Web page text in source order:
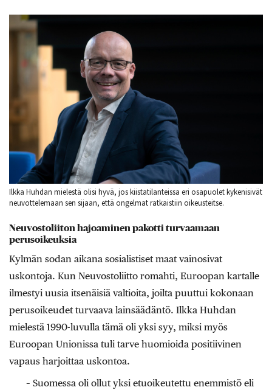
Ilkka Huhdan mielestä olisi hyvä, jos kiistatilanteissa eri osapuolet kykenisivät
neuvottelemaan sen sijaan, että ongelmat ratkaistiin oikeusteitse.
Neuvostoliiton hajoaminen pakotti turvaamaan
perusoikeuksia
Kylmän sodan aikana sosialistiset maat vainosivat
uskontoja. Kun Neuvostoliitto romahti, Euroopan kartalle
ilmestyi uusia itsenäisiä valtioita, joilta puuttui kokonaan
perusoikeudet turvaava lainsäädäntö. Ilkka Huhdan
mielestä 1990-luvulla tämä oli yksi syy, miksi myös
Euroopan Unionissa tuli tarve huomioida positiivinen
vapaus harjoittaa uskontoa.
– Suomessa oli ollut yksi etuoikeutettu enemmistö eli